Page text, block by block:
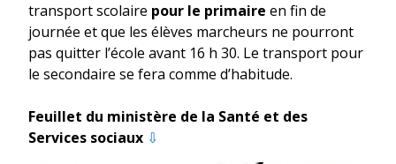
transport scolaire pour le primaire en fin de
journée et que les élèves marcheurs ne pourront
pas quitter l’école avant 16 h 30. Le transport pour
le secondaire se fera comme d’habitude.
Feuillet du ministère de la Santé et des
Services sociaux ⇩